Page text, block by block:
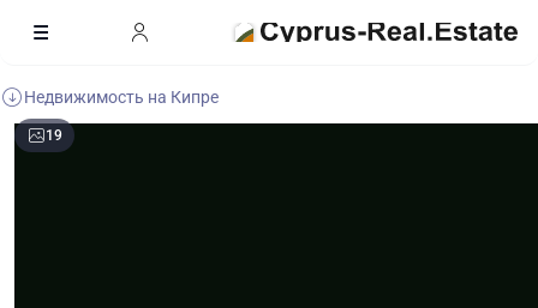
Недвижимость на Кипре
19